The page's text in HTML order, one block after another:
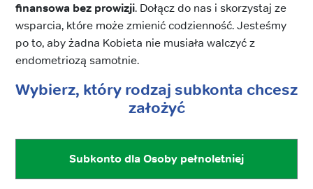
finansowa bez prowizji. Dołącz do nas i skorzystaj ze
wsparcia, które może zmienić codzienność. Jesteśmy
po to, aby żadna Kobieta nie musiała walczyć z
endometriozą samotnie.
Wybierz, który rodzaj subkonta chcesz
założyć
Subkonto dla Osoby pełnoletniej